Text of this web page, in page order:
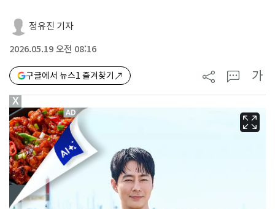
정유진 기자
2026.05.19 오전 08:16
구글에서 뉴스1 즐겨찾기 가
X